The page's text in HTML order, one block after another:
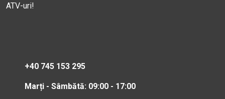
ATV-uri!
+40 745 153 295
Marți - Sâmbătă: 09:00 - 17:00